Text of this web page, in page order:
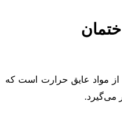
از مواد عایق حرارت است که
می‌گیرد.